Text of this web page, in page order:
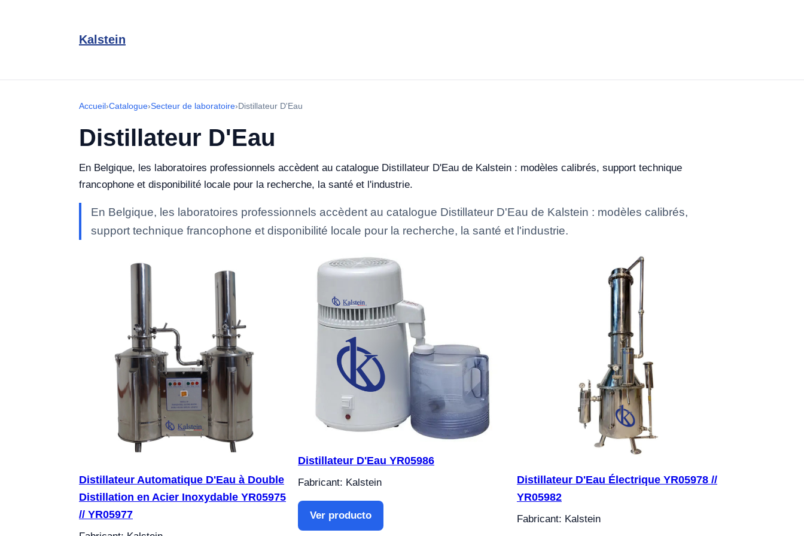
Kalstein
Accueil›Catalogue›Secteur de laboratoire›Distillateur D'Eau
Distillateur D'Eau
En Belgique, les laboratoires professionnels accèdent au catalogue Distillateur D'Eau de Kalstein : modèles calibrés, support technique
francophone et disponibilité locale pour la recherche, la santé et l'industrie.
En Belgique, les laboratoires professionnels accèdent au catalogue Distillateur D'Eau de Kalstein : modèles calibrés,
support technique francophone et disponibilité locale pour la recherche, la santé et l'industrie.
Distillateur Automatique D'Eau à Double
Distillation en Acier Inoxydable YR05975
// YR05977
Distillateur D'Eau YR05986
Fabricant: Kalstein
Ver producto
Distillateur D'Eau Électrique YR05978 //
YR05982
Fabricant: Kalstein